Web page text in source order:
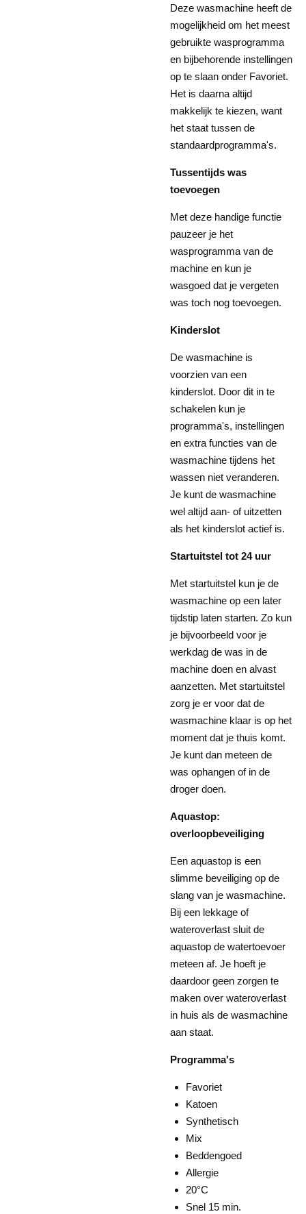
Deze wasmachine heeft de
mogelijkheid om het meest
gebruikte wasprogramma
en bijbehorende instellingen
op te slaan onder Favoriet.
Het is daarna altijd
makkelijk te kiezen, want
het staat tussen de
standaardprogramma's.
Tussentijds was
toevoegen
Met deze handige functie
pauzeer je het
wasprogramma van de
machine en kun je
wasgoed dat je vergeten
was toch nog toevoegen.
Kinderslot
De wasmachine is
voorzien van een
kinderslot. Door dit in te
schakelen kun je
programma's, instellingen
en extra functies van de
wasmachine tijdens het
wassen niet veranderen.
Je kunt de wasmachine
wel altijd aan- of uitzetten
als het kinderslot actief is.
Startuitstel tot 24 uur
Met startuitstel kun je de
wasmachine op een later
tijdstip laten starten. Zo kun
je bijvoorbeeld voor je
werkdag de was in de
machine doen en alvast
aanzetten. Met startuitstel
zorg je er voor dat de
wasmachine klaar is op het
moment dat je thuis komt.
Je kunt dan meteen de
was ophangen of in de
droger doen.
Aquastop:
overloopbeveiliging
Een aquastop is een
slimme beveiliging op de
slang van je wasmachine.
Bij een lekkage of
wateroverlast sluit de
aquastop de watertoevoer
meteen af. Je hoeft je
daardoor geen zorgen te
maken over wateroverlast
in huis als de wasmachine
aan staat.
Programma's
Favoriet
Katoen
Synthetisch
Mix
Beddengoed
Allergie
20°C
Snel 15 min.